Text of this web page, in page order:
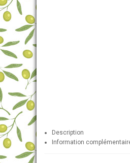
Description
Information